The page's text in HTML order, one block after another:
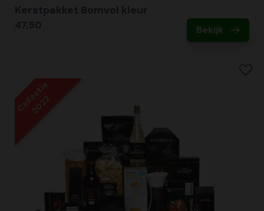
Bekijk
Collectie
2022